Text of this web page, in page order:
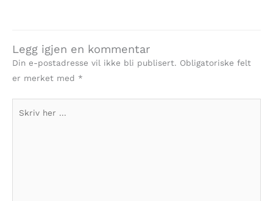
Legg igjen en kommentar
Din e-postadresse vil ikke bli publisert. Obligatoriske felt
er merket med *